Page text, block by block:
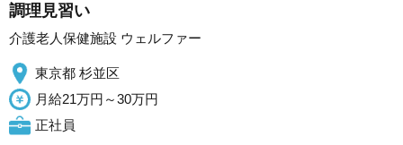
調理見習い
介護老人保健施設 ウェルファー
東京都 杉並区
月給21万円～30万円
正社員